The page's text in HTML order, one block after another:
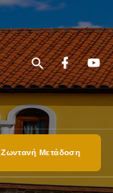
Ζωντανή Μετάδοση